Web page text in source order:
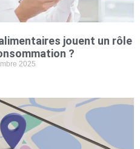
jouent un rôle
?
2025